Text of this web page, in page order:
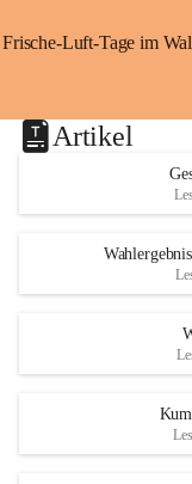
Frische-Luft-Tage im
Artikel